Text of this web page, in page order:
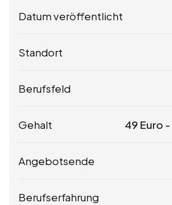
Datum veröffentlicht
Standort
Berufsfeld
Gehalt 49 Euro -
Angebotsende
Berufserfahrung